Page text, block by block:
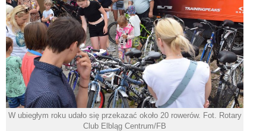
W ubiegłym roku udało się przekazać około 20 rowerów. Fot. Rotary
Club Elbląg Centrum/FB